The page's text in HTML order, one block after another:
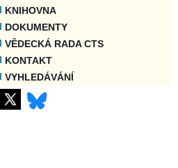
KNIHOVNA
DOKUMENTY
VĚDECKÁ RADA CTS
KONTAKT
VYHLEDÁVÁNÍ